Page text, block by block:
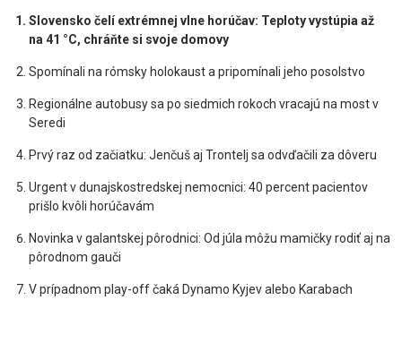
Slovensko čelí extrémnej vlne horúčav: Teploty vystúpia až
na 41 °C, chráňte si svoje domovy
Spomínali na rómsky holokaust a pripomínali jeho posolstvo
Regionálne autobusy sa po siedmich rokoch vracajú na most v
Seredi
Prvý raz od začiatku: Jenčuš aj Trontelj sa odvďačili za dôveru
Urgent v dunajskostredskej nemocnici: 40 percent pacientov
prišlo kvôli horúčavám
Novinka v galantskej pôrodnici: Od júla môžu mamičky rodiť aj na
pôrodnom gauči
V prípadnom play-off čaká Dynamo Kyjev alebo Karabach